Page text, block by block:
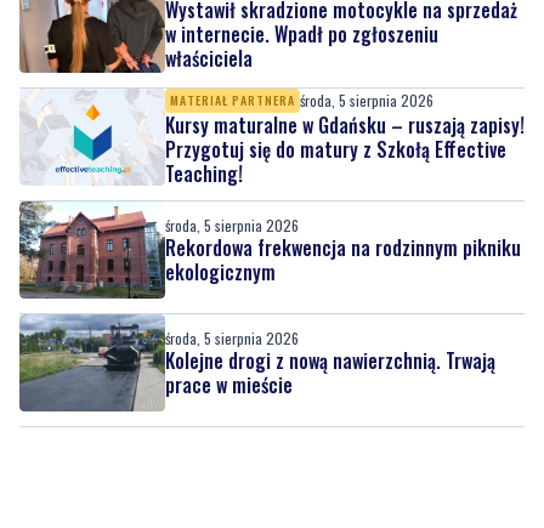
MATERIAŁ PARTNERA środa, 5 sierpnia 2026
Kursy maturalne w Gdańsku – ruszają zapisy!
Przygotuj się do matury z Szkołą Effective
Teaching!
środa, 5 sierpnia 2026
Rekordowa frekwencja na rodzinnym pikniku
ekologicznym
środa, 5 sierpnia 2026
Kolejne drogi z nową nawierzchnią. Trwają